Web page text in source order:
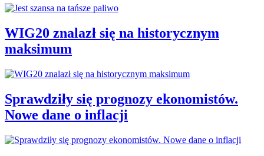
WIG20 znalazł się na historycznym
maksimum
Sprawdziły się prognozy ekonomistów.
Nowe dane o inflacji